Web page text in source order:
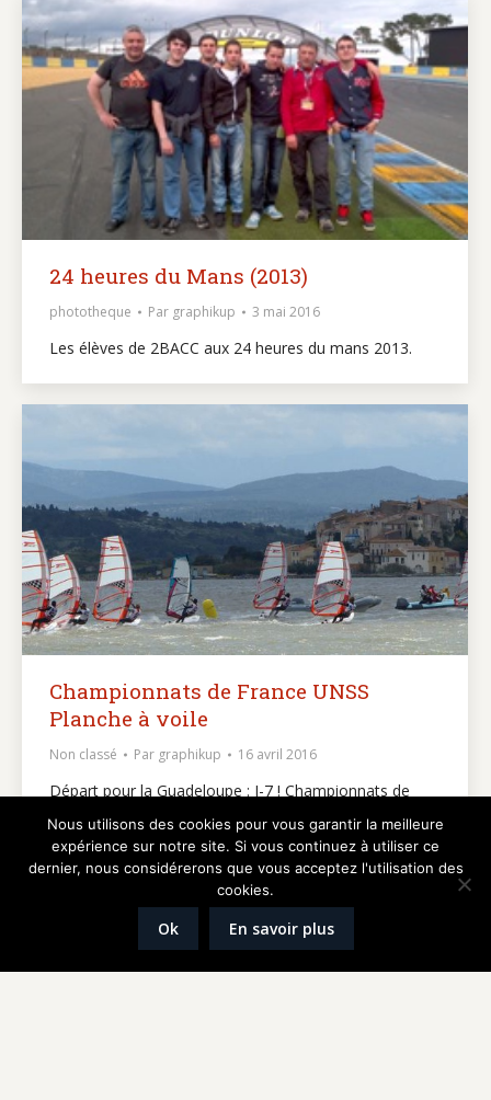
24 heures du Mans (2013)
phototheque Par graphikup 3 mai 2016
Les élèves de 2BACC aux 24 heures du mans 2013.
Championnats de France UNSS
Planche à voile
Non classé Par graphikup 16 avril 2016
Départ pour la Guadeloupe : J-7 ! Championnats de
France UNSS Planche à voile Les planchistes de
l’Association Sportive Champions d’Académie, qualifiés
au Championnat de France en Guadeloupe ! Evan
Panard, Pierre Lecoq, Thomas Frapaise, Mathieu
Férard, Océane Héricourt, Emeric Fily Championnat
d’Académie à Larmor – plage avec des conditions
plutôt « light » : 5 à…
Nous utilisons des cookies pour vous garantir la meilleure
expérience sur notre site. Si vous continuez à utiliser ce
dernier, nous considérerons que vous acceptez l'utilisation des
cookies.
Ok En savoir plus